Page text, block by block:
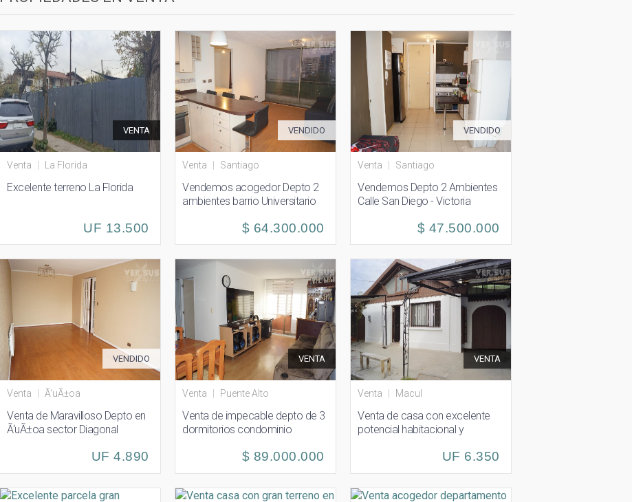
VENTA
Venta La Florida
Excelente terreno La Florida
UF 13.500
VENDIDO
Venta Santiago
Vendemos acogedor Depto 2
ambientes barrio Universitario
$ 64.300.000
VENDIDO
Venta Santiago
Vendemos Depto 2 Ambientes
Calle San Diego - Victoria
$ 47.500.000
VENDIDO
Venta Ã‘uÃ±oa
Venta de Maravilloso Depto en
Ã‘uÃ±oa sector Diagonal
UF 4.890
VENTA
Venta Puente Alto
Venta de impecable depto de 3
dormitorios condominio
$ 89.000.000
VENTA
Venta Macul
Venta de casa con excelente
potencial habitacional y
UF 6.350